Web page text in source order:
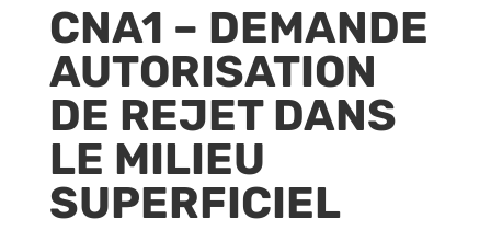
CNA1 – DEMANDE
AUTORISATION
DE REJET DANS
LE MILIEU
SUPERFICIEL